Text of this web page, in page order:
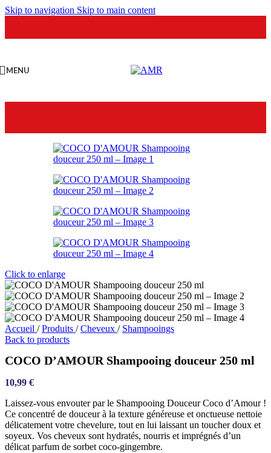
Skip to navigation Skip to main content
MENU
Click to enlarge
Accueil / Produits / Cheveux / Shampooings
Back to products
COCO D’AMOUR Shampooing douceur 250 ml
10,99 €
Laissez-vous envouter par le Shampooing Douceur Coco d’Amour!
Ce concentré de douceur à la texture généreuse et onctueuse nettoie
délicatement votre chevelure, tout en lui laissant un toucher doux et
soyeux. Vos cheveux sont hydratés, nourris et imprégnés d’un
délicat parfum de sorbet coco-gingembre.